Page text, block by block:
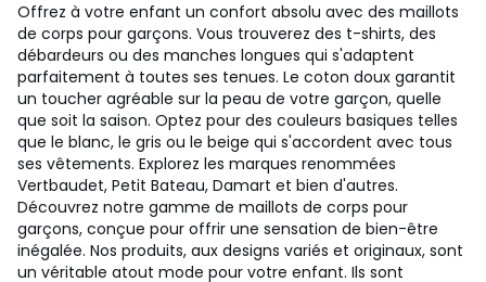
Offrez à votre enfant un confort absolu avec des maillots
de corps pour garçons. Vous trouverez des t-shirts, des
débardeurs ou des manches longues qui s'adaptent
parfaitement à toutes ses tenues. Le coton doux garantit
un toucher agréable sur la peau de votre garçon, quelle
que soit la saison. Optez pour des couleurs basiques telles
que le blanc, le gris ou le beige qui s'accordent avec tous
ses vêtements. Explorez les marques renommées
Vertbaudet, Petit Bateau, Damart et bien d'autres.
Découvrez notre gamme de maillots de corps pour
garçons, conçue pour offrir une sensation de bien-être
inégalée. Nos produits, aux designs variés et originaux, sont
un véritable atout mode pour votre enfant. Ils sont